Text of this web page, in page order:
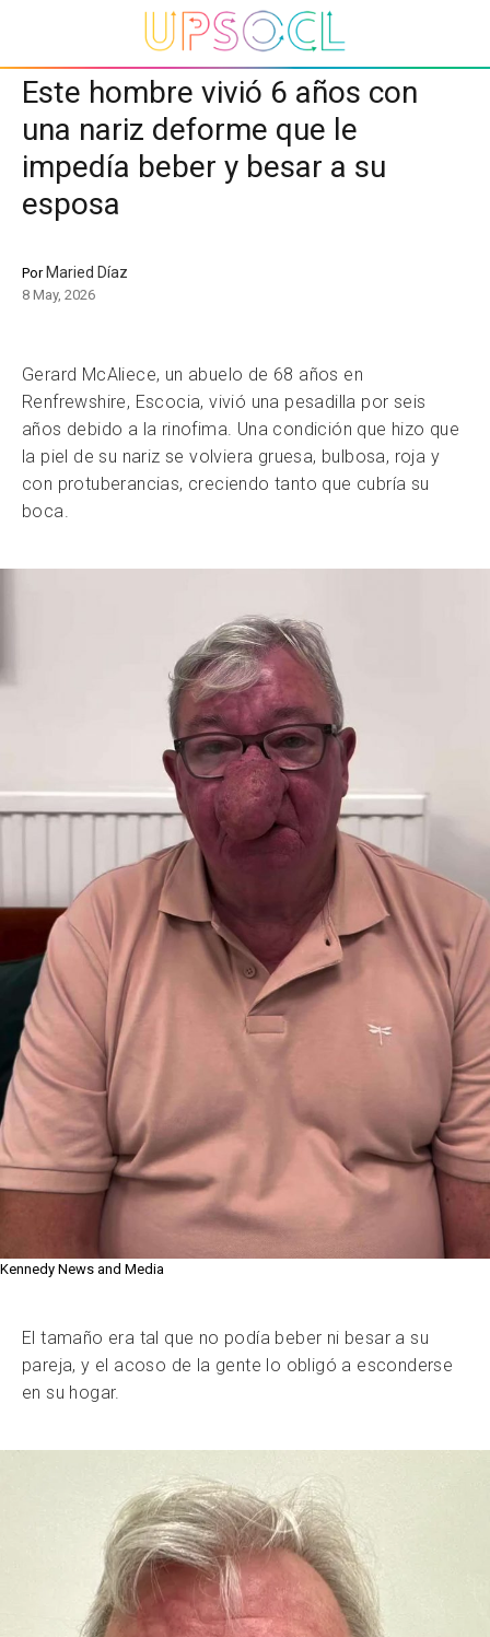
Este hombre vivió 6 años con
una nariz deforme que le
impedía beber y besar a su
esposa
Por Maried Díaz
8 May, 2026
Gerard McAliece, un abuelo de 68 años en
Renfrewshire, Escocia, vivió una pesadilla por seis
años debido a la rinofima. Una condición que hizo que
la piel de su nariz se volviera gruesa, bulbosa, roja y
con protuberancias, creciendo tanto que cubría su
boca.
Kennedy News and Media
El tamaño era tal que no podía beber ni besar a su
pareja, y el acoso de la gente lo obligó a esconderse
en su hogar.